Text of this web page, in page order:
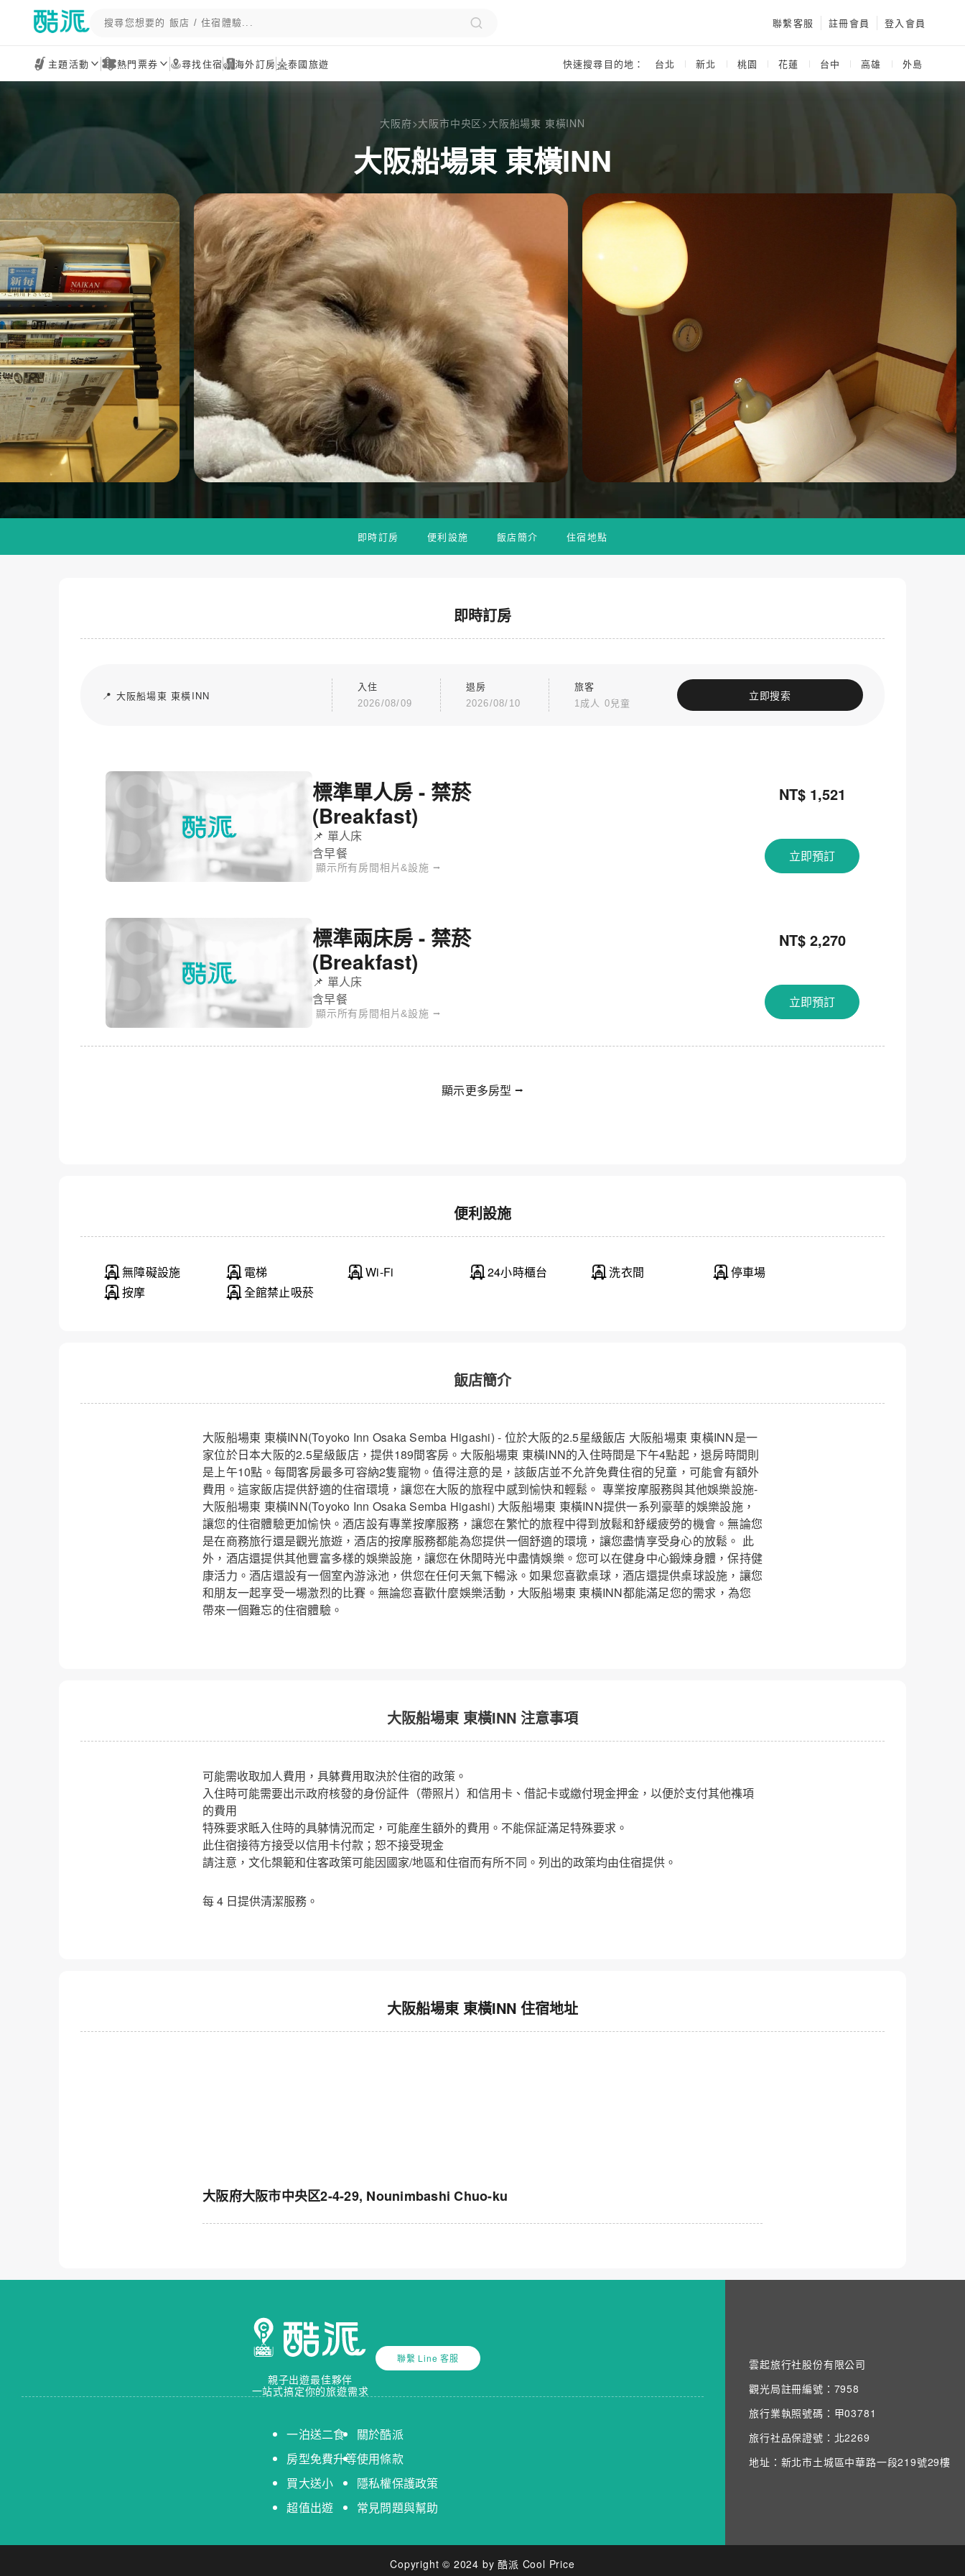
聯繫客服 註冊會員 登入會員
主題活動 熱門票券 尋找住宿 海外訂房 泰國旅遊 快速搜尋目的地： 台北 新北 桃園 花蓮 台中 高雄 外島
大阪府>大阪市中央区>大阪船場東 東橫INN
大阪船場東 東橫INN
即時訂房 便利設施 飯店簡介 住宿地點
即時訂房
📍 大阪船場東 東橫INN
入住
2026/08/09
退房
2026/08/10
旅客
1成人 0兒童
立即搜索
標準單人房 - 禁菸
(Breakfast)
📌 單人床
含早餐
顯示所有房間相片&設施 ⭢
NT$ 1,521
立即預訂
標準兩床房 - 禁菸
(Breakfast)
📌 單人床
含早餐
顯示所有房間相片&設施 ⭢
NT$ 2,270
立即預訂
顯示更多房型 ⭢
便利設施
無障礙設施 電梯 Wi-Fi 24小時櫃台 洗衣間
停車場
按摩
全館禁止吸菸
飯店簡介
大阪船場東 東橫INN(Toyoko Inn Osaka Semba Higashi) - 位於大阪的2.5星級飯店 大阪船場東 東橫INN是一
家位於日本大阪的2.5星級飯店，提供189間客房。大阪船場東 東橫INN的入住時間是下午4點起，退房時間則
是上午10點。每間客房最多可容納2隻寵物。值得注意的是，該飯店並不允許免費住宿的兒童，可能會有額外
費用。這家飯店提供舒適的住宿環境，讓您在大阪的旅程中感到愉快和輕鬆。 專業按摩服務與其他娛樂設施-
大阪船場東 東橫INN(Toyoko Inn Osaka Semba Higashi) 大阪船場東 東橫INN提供一系列豪華的娛樂設施，
讓您的住宿體驗更加愉快。酒店設有專業按摩服務，讓您在繁忙的旅程中得到放鬆和舒緩疲勞的機會。無論您
是在商務旅行還是觀光旅遊，酒店的按摩服務都能為您提供一個舒適的環境，讓您盡情享受身心的放鬆。 此
外，酒店還提供其他豐富多樣的娛樂設施，讓您在休閒時光中盡情娛樂。您可以在健身中心鍛煉身體，保持健
康活力。酒店還設有一個室內游泳池，供您在任何天氣下暢泳。如果您喜歡桌球，酒店還提供桌球設施，讓您
和朋友一起享受一場激烈的比賽。無論您喜歡什麼娛樂活動，大阪船場東 東橫INN都能滿足您的需求，為您
帶來一個難忘的住宿體驗。
大阪船場東 東橫INN 注意事項
可能需收取加人費用，具躰費用取決於住宿的政策。
入住時可能需要出示政府核發的身份証件（帶照片）和信用卡、借記卡或繳付現金押金，以便於支付其他襍項
的費用
特殊要求眡入住時的具躰情況而定，可能産生額外的費用。不能保証滿足特殊要求。
此住宿接待方接受以信用卡付款；恕不接受現金
請注意，文化槼範和住客政策可能因國家/地區和住宿而有所不同。列出的政策均由住宿提供。
每 4 日提供清潔服務。
大阪船場東 東橫INN 住宿地址
大阪府大阪市中央区2-4-29, Nounimbashi Chuo-ku
親子出遊最佳夥伴
一站式搞定你的旅遊需求
聯繫 Line 客服
一泊送二食
房型免費升等
買大送小
超值出遊
關於酷派
使用條款
隱私權保護政策
常見問題與幫助
雲起旅行社股份有限公司
觀光局註冊編號：7958
旅行業執照號碼：甲03781
旅行社品保證號：北2269
地址：新北市土城區中華路一段219號29樓
Copyright © 2024 by 酷派 Cool Price
大阪船場東 東橫INN - 標準單人房 - 禁菸